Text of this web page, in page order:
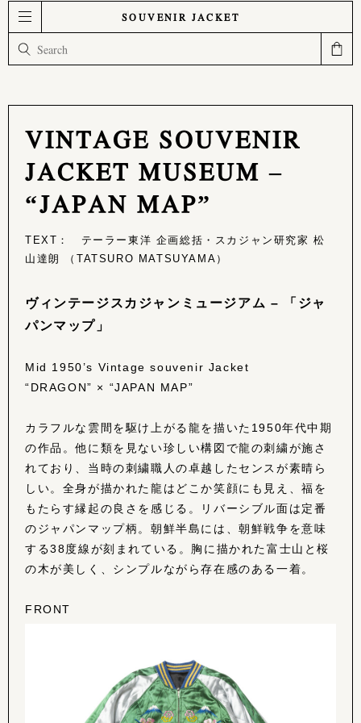
SOUVENIR JACKET
VINTAGE SOUVENIR
JACKET MUSEUM –
“JAPAN MAP”
TEXT： テーラー東洋 企画総括・スカジャン研究家 松
山達朗 （TATSURO MATSUYAMA）
ヴィンテージスカジャンミュージアム – 「ジャ
パンマップ」
Mid 1950’s Vintage souvenir Jacket
“DRAGON” × “JAPAN MAP”
カラフルな雲間を駆け上がる龍を描いた1950年代中期
の作品。他に類を見ない珍しい構図で龍の刺繍が施さ
れており、当時の刺繍職人の卓越したセンスが素晴ら
しい。全身が描かれた龍はどこか笑顔にも見え、福を
もたらす縁起の良さを感じる。
リバーシブル面は定番
のジャパンマップ柄。朝鮮半島には、朝鮮戦争を意味
する38度線が刻まれている。胸に描かれた富士山と桜
の木が美しく、シンプルながら存在感のある一着。
FRONT